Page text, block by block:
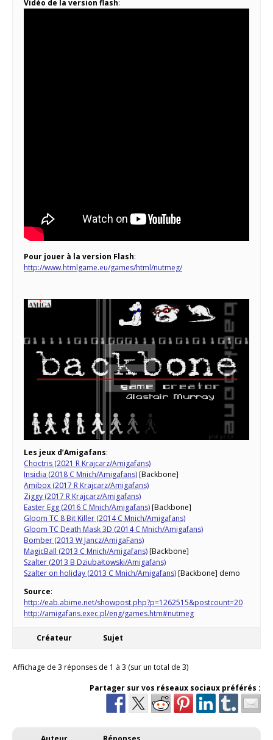
Vidéo de la version flash:
Pour jouer à la version Flash:
http://www.htmlgame.eu/games/html/nutmeg/
Les jeux d’Amigafans:
Choctris (2021 R Krajcarz/Amigafans)
Insidia (2018 C Mnich/Amigafans)[Backbone]
Amibox (2017 R Krajcarz/Amigafans)
Ziggy (2017 R Krajcarz/Amigafans)
Easter Egg (2016 C Mnich/Amigafans)[Backbone]
Gloom TC 8 Bit Killer (2014 C Mnich/Amigafans)
Gloom TC Death Mask 3D (2014 C Mnich/Amigafans)
Bomber (2013 W Jancz/AmigaFans)
MagicBall (2013 C Mnich/Amigafans)[Backbone]
Szalter (2013 B Dziubałtowski/Amigafans)
Szalter on holiday (2013 C Mnich/Amigafans)[Backbone] demo
Source:
http://eab.abime.net/showpost.php?p=1262515&postcount=20
http://amigafans.exec.pl/eng/games.htm#nutmeg
Créateur Sujet
Affichage de 3 réponses de 1 à 3 (sur un total de 3)
Partager sur vos réseaux sociaux préférés :